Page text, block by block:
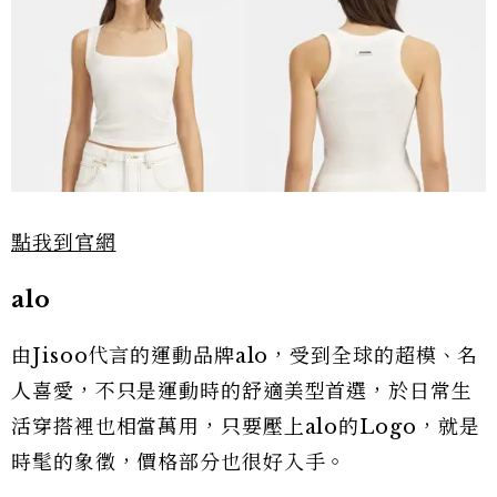
點我到官網
alo
由Jisoo代言的運動品牌alo，受到全球的超模、名
人喜愛，不只是運動時的舒適美型首選，於日常生
活穿搭裡也相當萬用，只要壓上alo的Logo，就是
時髦的象徵，價格部分也很好入手。